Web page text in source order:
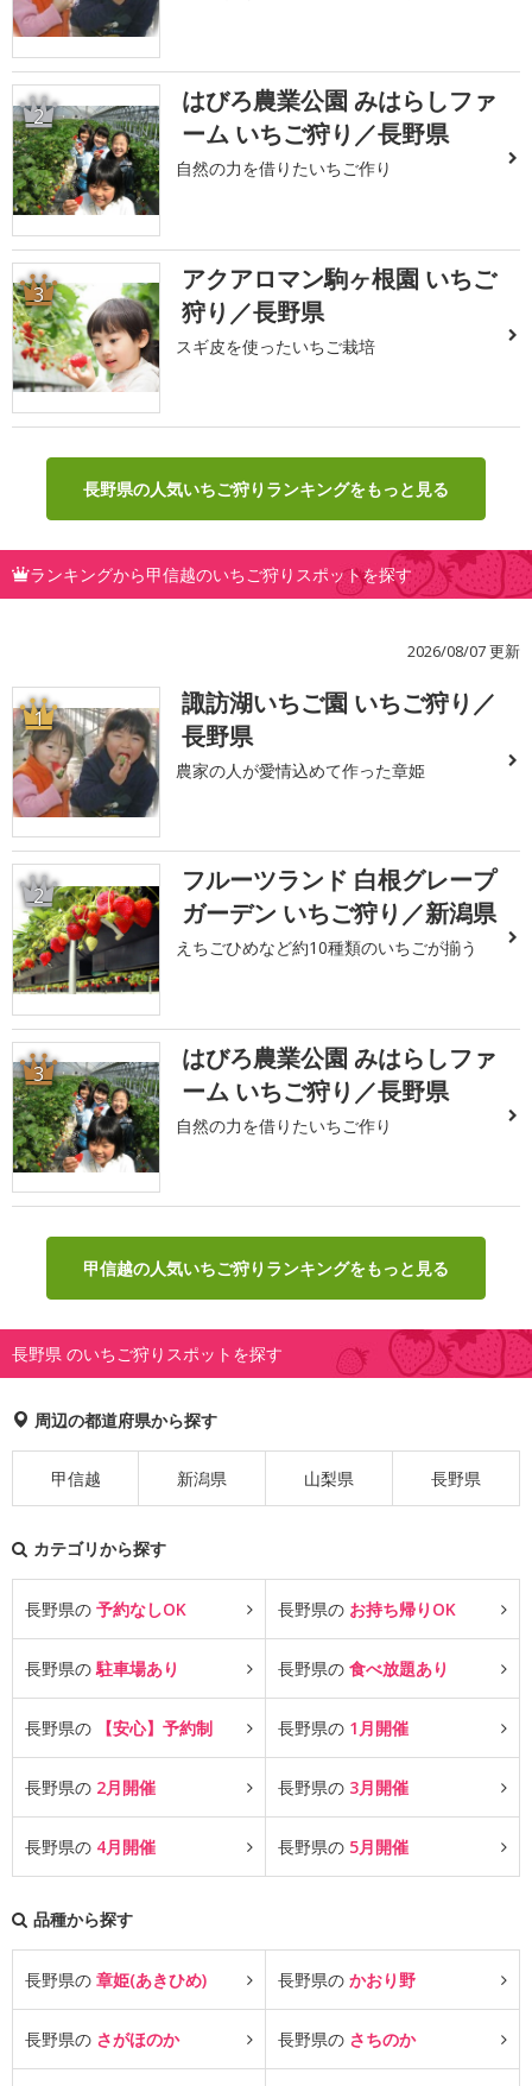
2
はびろ農業公園 みはらしファ
ーム いちご狩り／長野県
自然の力を借りたいちご作り
3
アクアロマン駒ヶ根園 いちご
狩り／長野県
スギ皮を使ったいちご栽培
長野県の人気いちご狩りランキングをもっと見る
ランキングから甲信越のいちご狩りスポットを探す
2026/08/07 更新
1
諏訪湖いちご園 いちご狩り／
長野県
農家の人が愛情込めて作った章姫
2
フルーツランド 白根グレープ
ガーデン いちご狩り／新潟県
えちごひめなど約10種類のいちごが揃う
3
はびろ農業公園 みはらしファ
ーム いちご狩り／長野県
自然の力を借りたいちご作り
甲信越の人気いちご狩りランキングをもっと見る
長野県 のいちご狩りスポットを探す
周辺の都道府県から探す
甲信越 新潟県 山梨県 長野県
カテゴリから探す
長野県の 予約なしOK 長野県の お持ち帰りOK
長野県の駐車場あり 長野県の 食べ放題あり
長野県の 【安心】予約制 長野県の 1月開催
長野県の 2月開催 長野県の 3月開催
長野県の 4月開催 長野県の 5月開催
品種から探す
長野県の 章姫(あきひめ) 長野県の かおり野
長野県の さがほのか 長野県の さちのか